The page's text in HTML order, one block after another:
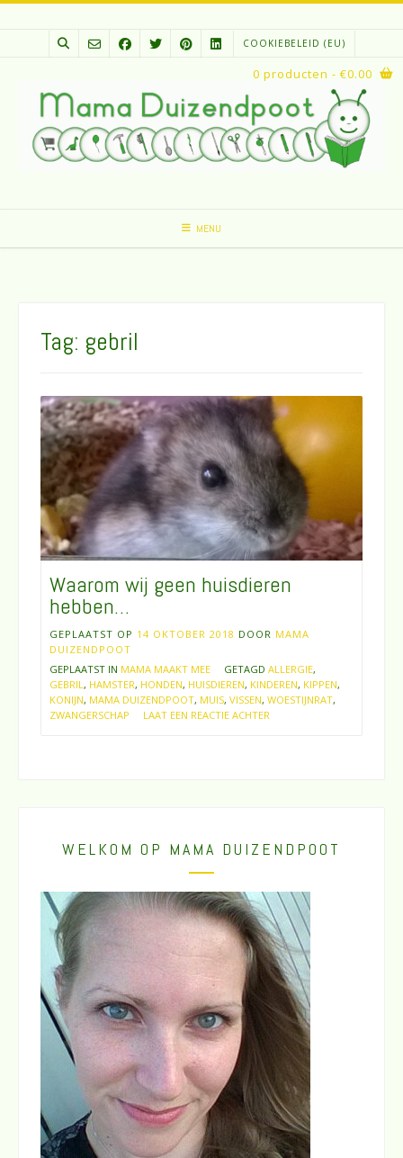
Spring
COOKIEBELEID (EU)
MENU
0 producten - €0.00
Tag: gebril
Waarom wij geen huisdieren
hebben…
GEPLAATST OP 14 OKTOBER 2018 DOOR MAMA
DUIZENDPOOT
GEPLAATST IN MAMA MAAKT MEE GETAGD ALLERGIE,
GEBRIL, HAMSTER, HONDEN, HUISDIEREN, KINDEREN, KIPPEN,
KONIJN, MAMA DUIZENDPOOT, MUIS, VISSEN, WOESTIJNRAT,
ZWANGERSCHAP
LAAT EEN REACTIE ACHTER
WELKOM OP MAMA DUIZENDPOOT